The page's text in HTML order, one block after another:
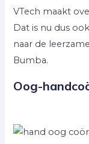
VTech maakt
Dat is nu dus
naar de
Bumba.
Oog-